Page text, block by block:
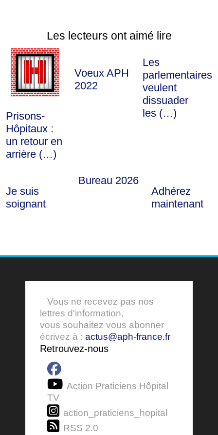
Les lecteurs ont aimé lire
Prisons-
Hôpitaux :
un retour en
arrière (…)
Voeux APH
2022
Les
parlementaires
veulent
dissuader
les (…)
Je suis
soignant
Bureau 2026
Adhérez
maintenant
Vous ne recevez pas nos
lettres d'information,
vous souhaitez vous abonner
écrivez à : actus@aph-france.fr
Retrouvez-nous
Action Praticiens Hôpital
TV
action_praticiens_hopital
RSS 2.0